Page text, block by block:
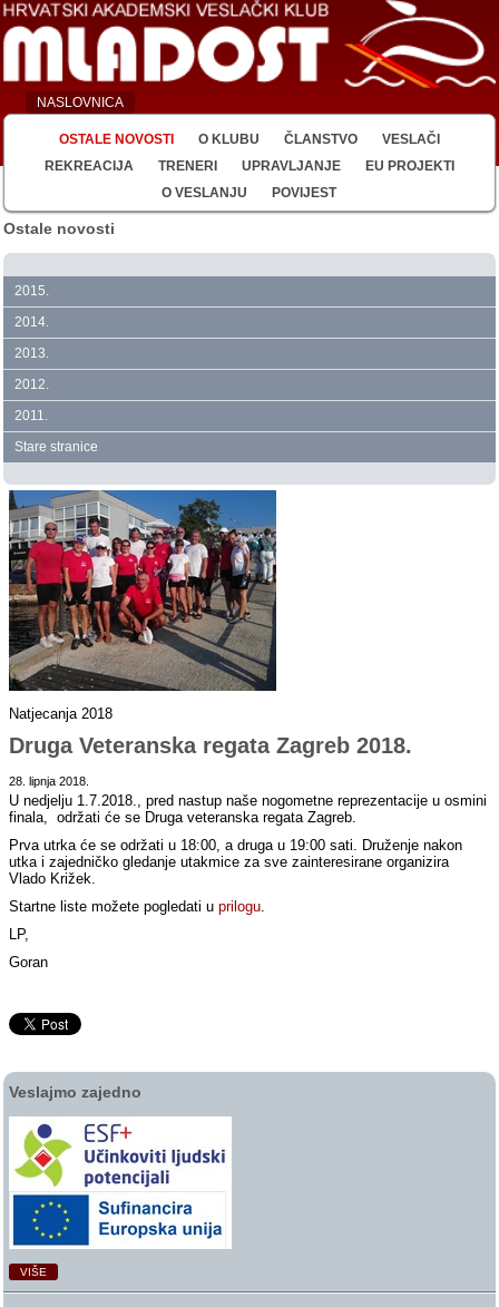
NASLOVNICA
OSTALE NOVOSTI O KLUBU ČLANSTVO
VESLAČI
REKREACIJA
TRENERI UPRAVLJANJE
EU PROJEKTI
O VESLANJU
POVIJEST
Ostale novosti
2015.
2014.
2013.
2012.
2011.
Stare stranice
Natjecanja 2018
Druga Veteranska regata Zagreb 2018.
28. lipnja 2018.
U nedjelju 1.7.2018., pred nastup naše nogometne reprezentacije u osmini
finala, održati će se Druga veteranska regata Zagreb.
Prva utrka će se održati u 18:00, a druga u 19:00 sati. Druženje nakon
utka i zajedničko gledanje utakmice za sve zainteresirane organizira
Vlado Križek.
Startne liste možete pogledati uprilogu.
LP,
Goran
Veslajmo zajedno
VIŠE